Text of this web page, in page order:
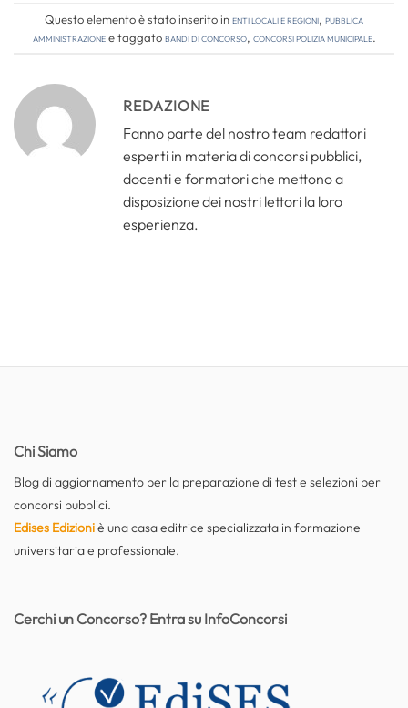
Questo elemento è stato inserito inEnti locali e regioni, Pubblica
amministrazionee taggatobandi di concorso, concorsi polizia municipale.
REDAZIONE
Fanno parte del nostro team redattori
esperti in materia di concorsi pubblici,
docenti e formatori che mettono a
disposizione dei nostri lettori la loro
esperienza.
Chi Siamo
Blog di aggiornamento per la preparazione di test e selezioni per
concorsi pubblici.
Edises Edizioniè una casa editrice specializzata in formazione
universitaria e professionale.
Cerchi un Concorso? Entra su InfoConcorsi